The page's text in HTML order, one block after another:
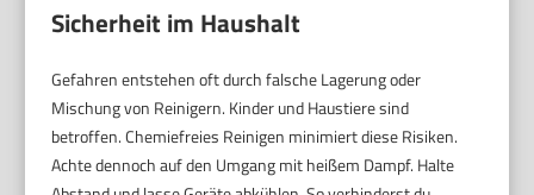
Sicherheit im Haushalt
Gefahren entstehen oft durch falsche Lagerung oder
Mischung von Reinigern. Kinder und Haustiere sind
betroffen. Chemiefreies Reinigen minimiert diese Risiken.
Achte dennoch auf den Umgang mit heißem Dampf. Halte